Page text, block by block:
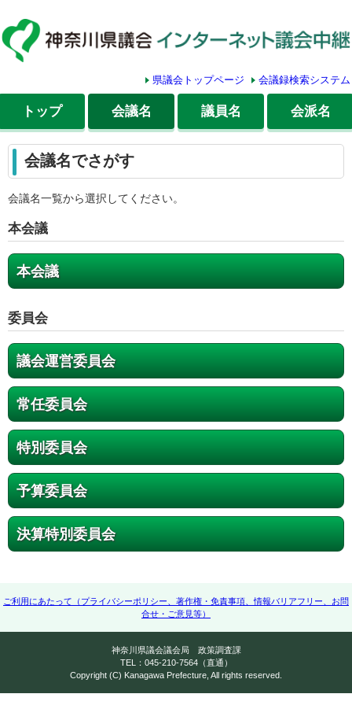
県議会トップページ 会議録検索システム
トップ 会議名 議員名 会派名
会議名でさがす
会議名一覧から選択してください。
本会議
本会議
委員会
議会運営委員会
常任委員会
特別委員会
予算委員会
決算特別委員会
ご利用にあたって（プライバシーポリシー、著作権・免責事項、情報バリアフリー、お問
合せ・ご意見等）
神奈川県議会議会局 政策調査課
TEL：045-210-7564（直通）
Copyright (C) Kanagawa Prefecture, All rights reserved.